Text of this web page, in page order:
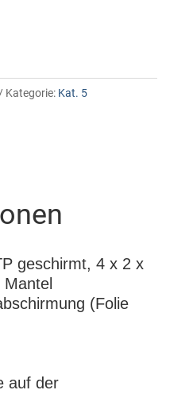
Kategorie: Kat. 5
geschirmt, 4 x 2 x
(Folie
auf der